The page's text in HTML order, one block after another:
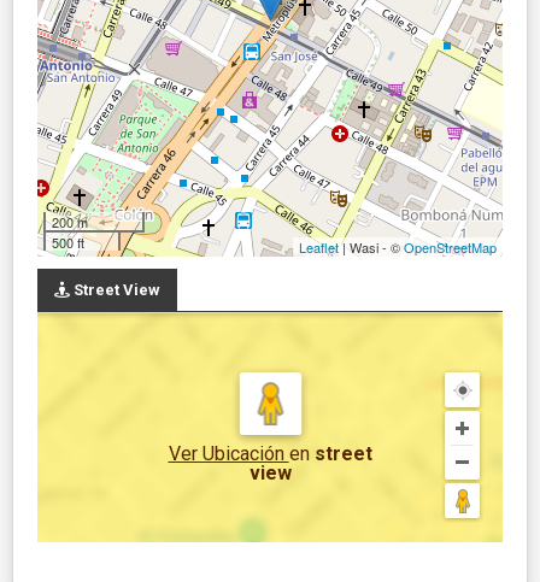
200 m
500 ft
Leaflet| Wasi - ©OpenStreetMap
Street View
Ver Ubicación en street
view